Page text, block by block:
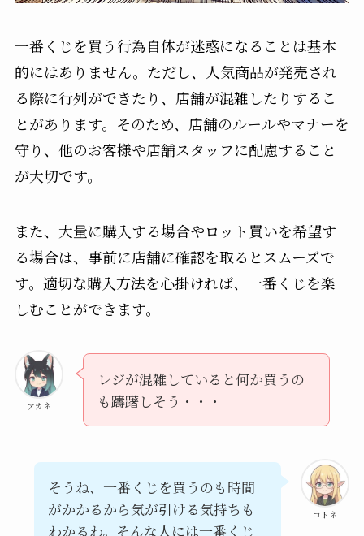
一番くじを買う行為自体が迷惑になることは基本
的にはありません。ただし、人気商品が発売され
る際に行列ができたり、店舗が混雑したりするこ
とがあります。そのため、店舗のルールやマナーを
守り、他のお客様や店舗スタッフに配慮すること
が大切です。
また、大量に購入する場合やロット買いを希望す
る場合は、事前に店舗に確認を取るとスムーズで
す。適切な購入方法を心掛ければ、一番くじを楽
しむことができます。
アカネ
レジが混雑していると何か買うの
も躊躇しそう・・・
コトネ
そうね、一番くじを買うのも時間
がかかるから気が引ける気持ちも
わかるわ。そんな人には一番くじ